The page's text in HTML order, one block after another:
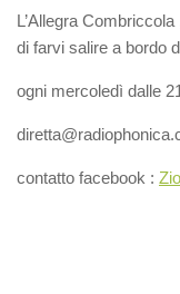
L’Allegra
di farvi salire a bordo
ogni mercoledì dalle
contatto facebook :